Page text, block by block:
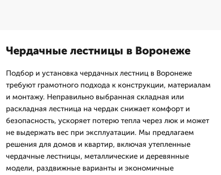
Чердачные лестницы в Воронеже
Подбор и установка чердачных лестниц в Воронеже
требуют грамотного подхода к конструкции, материалам
и монтажу. Неправильно выбранная складная или
раскладная лестница на чердак снижает комфорт и
безопасность, ускоряет потерю тепла через люк и может
не выдержать вес при эксплуатации. Мы предлагаем
решения для домов и квартир, включая утепленные
чердачные лестницы, металлические и деревянные
модели, раздвижные варианты и экономичные